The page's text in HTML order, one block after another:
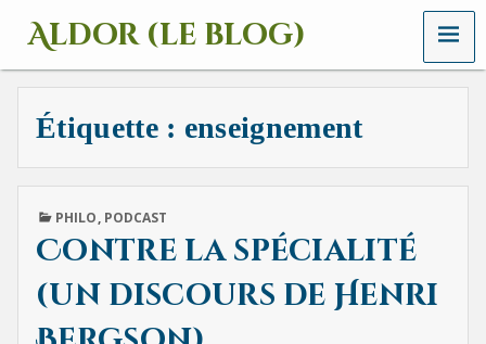
Aldor (le blog)
Un
site
avec
des
des
images
et
sons
MENU
Étiquette : enseignement
PUBLISHED
PHILO, PODCAST
Contre la spécialité
(un discours de Henri